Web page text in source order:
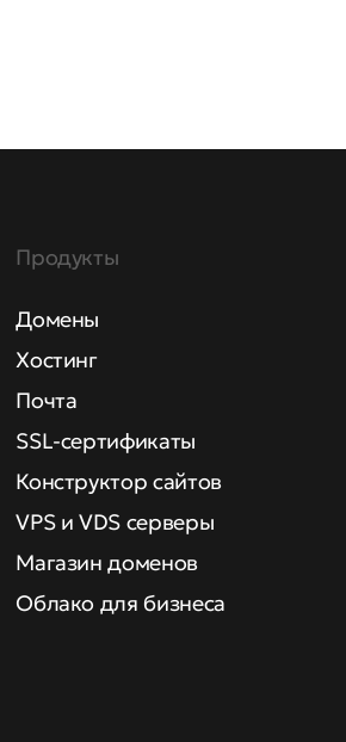
Продукты
Домены
Хостинг
Почта
SSL-сертификаты
Конструктор сайтов
VPS и VDS серверы
Магазин доменов
Облако для бизнеса